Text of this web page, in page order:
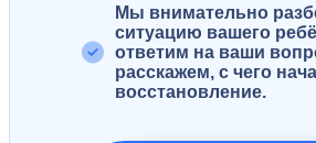
Мы внимательно
ситуацию вашего
ответим на ваши
расскажем, с чего
восстановление.